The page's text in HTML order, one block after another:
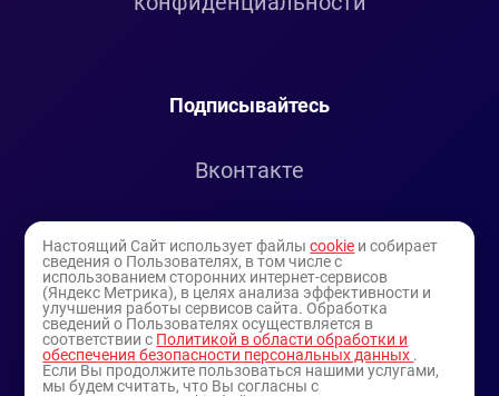
Подписывайтесь
Вконтакте
Youtube
Настоящий Сайт использует файлыcookie и собирает
сведения о Пользователях, в том числе с
использованием сторонних интернет-сервисов
(Яндекс Метрика), в целях анализа эффективности и
улучшения работы сервисов сайта. Обработка
сведений о Пользователях осуществляется в
соответствии с Политикой в области обработки и
обеспечения безопасности персональных данных .
Если Вы продолжите пользоваться нашими услугами,
мы будем считать, что Вы согласны с